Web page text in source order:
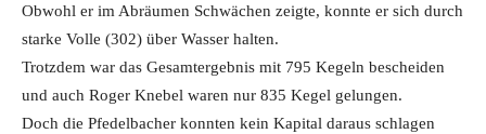
Obwohl er im Abräumen Schwächen zeigte, konnte er sich durch
starke Volle (302) über Wasser halten.
Trotzdem war das Gesamtergebnis mit 795 Kegeln bescheiden
und auch Roger Knebel waren nur 835 Kegel gelungen.
Doch die Pfedelbacher konnten kein Kapital daraus schlagen